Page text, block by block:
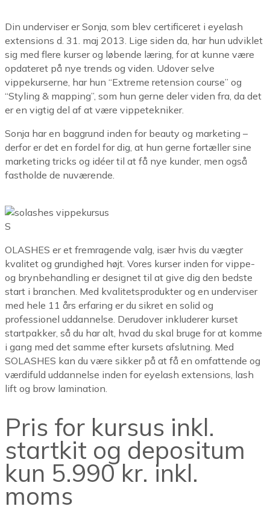
Din underviser er Sonja, som blev certificeret i eyelash
extensions d. 31. maj 2013. Lige siden da, har hun udviklet
sig med flere kurser og løbende læring, for at kunne være
opdateret på nye trends og viden. Udover selve
vippekurserne, har hun “Extreme retension course” og
“Styling & mapping”, som hun gerne deler viden fra, da det
er en vigtig del af at være vippetekniker.
Sonja har en baggrund inden for beauty og marketing –
derfor er det en fordel for dig, at hun gerne fortæller sine
marketing tricks og idéer til at få nye kunder, men også
fastholde de nuværende.
S
OLASHES er et fremragende valg, især hvis du vægter
kvalitet og grundighed højt. Vores kurser inden for vippe-
og brynbehandling er designet til at give dig den bedste
start i branchen. Med kvalitetsprodukter og en underviser
med hele 11 års erfaring er du sikret en solid og
professionel uddannelse. Derudover inkluderer kurset
startpakker, så du har alt, hvad du skal bruge for at komme
i gang med det samme efter kursets afslutning. Med
SOLASHES kan du være sikker på at få en omfattende og
værdifuld uddannelse inden for eyelash extensions, lash
lift og brow lamination.
Pris for kursus inkl.
startkit og depositum
kun 5.990 kr. inkl.
moms